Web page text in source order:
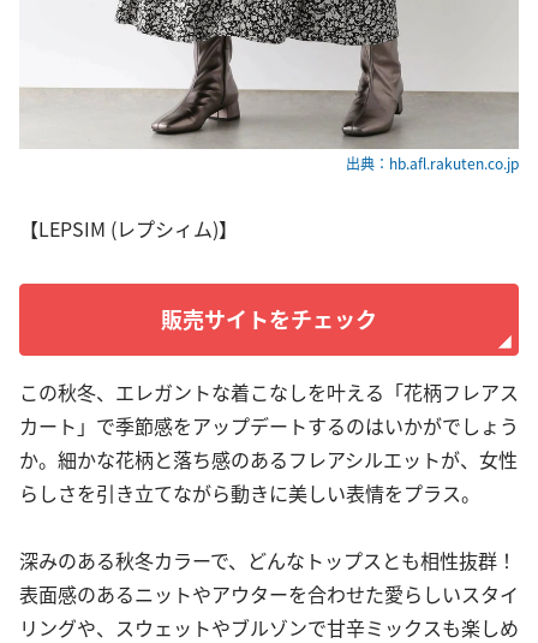
出典：hb.afl.rakuten.co.jp
【LEPSIM (レプシィム)】
販売サイトをチェック
この秋冬、エレガントな着こなしを叶える「花柄フレアス
カート」で季節感をアップデートするのはいかがでしょう
か。細かな花柄と落ち感のあるフレアシルエットが、女性
らしさを引き立てながら動きに美しい表情をプラス。
深みのある秋冬カラーで、どんなトップスとも相性抜群！
表面感のあるニットやアウターを合わせた愛らしいスタイ
リングや、スウェットやブルゾンで甘辛ミックスも楽しめ